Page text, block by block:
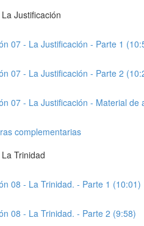
Justificación
07 - La Justificación - Parte 1
07 - La Justificación - Parte 2
07 - La Justificación - Material de
complementarias
Trinidad
08 - La Trinidad. - Parte 1 (10:01)
08 - La Trinidad. - Parte 2 (9:58)